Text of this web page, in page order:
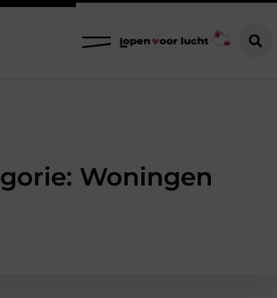
Woningen